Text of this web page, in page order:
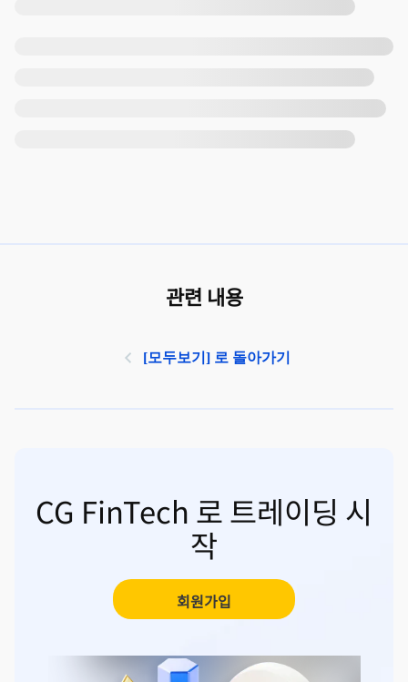
관련 내용
[모두보기] 로 돌아가기
CG FinTech 로 트레이딩 시
작
회원가입